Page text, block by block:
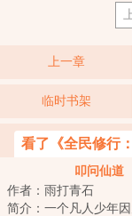
上一章
临时书架
看了《全民修行
叩问仙道
作者：雨打青石
简介：一个凡人少年